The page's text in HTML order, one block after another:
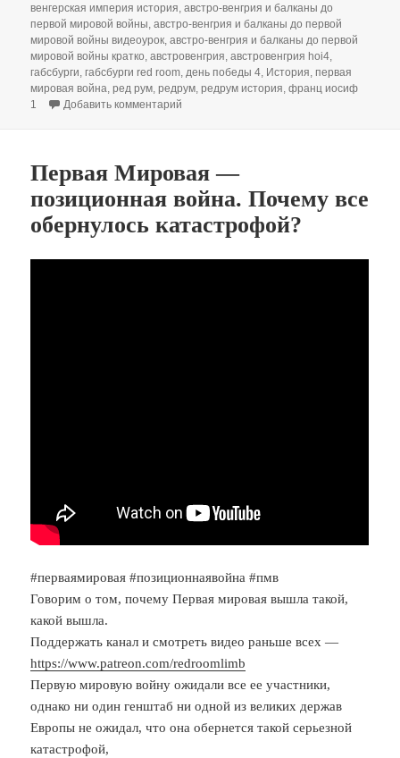
венгерская империя история,австро-венгрия и балканы до
первой мировой войны,австро-венгрия и балканы до первой
мировой войны видеоурок,австро-венгрия и балканы до первой
мировой войны кратко,австровенгрия,австровенгрия hoi4,
габсбурги,габсбурги red room,день победы 4, История,первая
мировая война,ред рум,редрум,редрум история,франц иосиф
1
Добавить комментарий
Первая Мировая —
позиционная война. Почему все
обернулось катастрофой?
#перваямировая #позиционнаявойна #пмв
Говорим о том, почему Первая мировая вышла такой,
какой вышла.
Поддержать канал и смотреть видео раньше всех —
https://www.patreon.com/redroomlimb
Первую мировую войну ожидали все ее участники,
однако ни один генштаб ни одной из великих держав
Европы не ожидал, что она обернется такой серьезной
катастрофой,